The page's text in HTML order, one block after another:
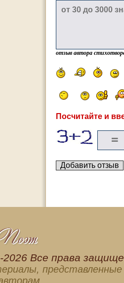
отзыв автора
Посчитайте и
Все права
представленные